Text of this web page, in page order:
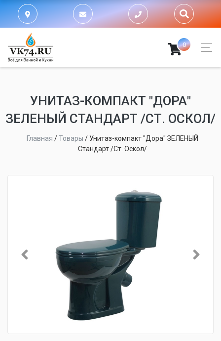
0
УНИТАЗ-КОМПАКТ "ДОРА"
ЗЕЛЕНЫЙ СТАНДАРТ /СТ. ОСКОЛ/
Главная /Товары / Унитаз-компакт "Дора" ЗЕЛЕНЫЙ
Стандарт /Ст. Оскол/